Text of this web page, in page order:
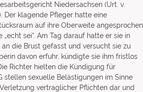
Niedersachsen (Urt. v.
Der klagende Pfleger hatte eine
auf ihre Oberweite angesprochen
sei“. Am Tag darauf hatte er sie in
die Brust gefasst und versucht sie zu
davon erfuhr, kündigte sie ihm fristlos
Richter hielten die Kündigung für
stellen sexuelle Belästigungen im Sinne
vertraglicher Pflichten dar und